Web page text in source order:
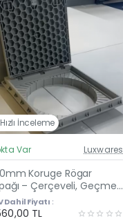
Hızlı İnceleme
Yeni Ürün
Var Luxwares
Koruge Rögar
– Çerçeveli, Geçmeli
Menteşeli Kapak
Dahil Fiyatı :
TL